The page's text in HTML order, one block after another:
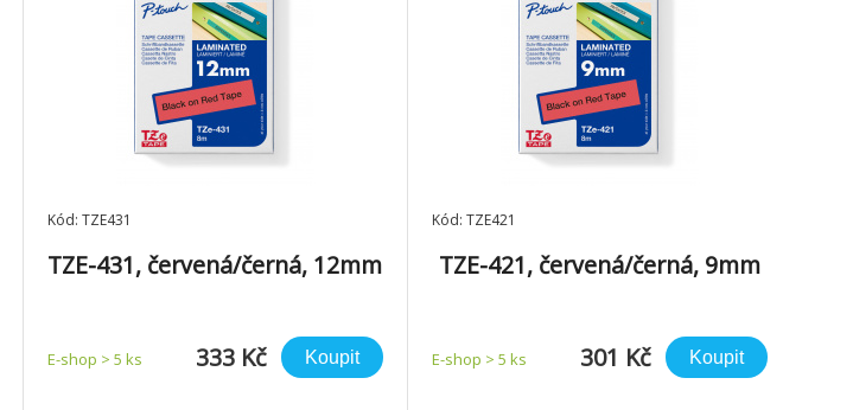
Kód: TZE431
TZE-431, červená/černá, 12mm
E-shop > 5 ks 333 Kč Koupit
Kód: TZE421
TZE-421, červená/černá, 9mm
E-shop > 5 ks 301 Kč Koupit